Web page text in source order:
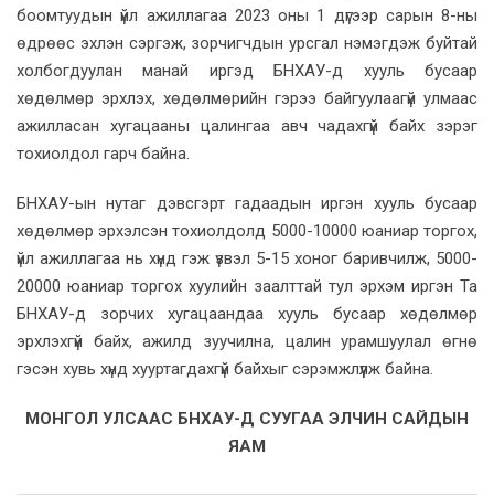
боомтуудын үйл ажиллагаа 2023 оны 1 дүгээр сарын 8-ны
өдрөөс эхлэн сэргэж, зорчигчдын урсгал нэмэгдэж буйтай
холбогдуулан манай иргэд БНХАУ-д хууль бусаар
хөдөлмөр эрхлэх, хөдөлмөрийн гэрээ байгуулаагүй улмаас
ажилласан хугацааны цалингаа авч чадахгүй байх зэрэг
тохиолдол гарч байна.
БНХАУ-ын нутаг дэвсгэрт гадаадын иргэн хууль бусаар
хөдөлмөр эрхэлсэн тохиолдолд 5000-10000 юаниар торгох,
үйл ажиллагаа нь хүнд гэж үзвэл 5-15 хоног баривчилж, 5000-
20000 юаниар торгох хуулийн заалттай тул эрхэм иргэн Та
БНХАУ-д зорчих хугацаандаа хууль бусаар хөдөлмөр
эрхлэхгүй байх, ажилд зуучилна, цалин урамшуулал өгнө
гэсэн хувь хүнд хууртагдахгүй байхыг сэрэмжлүүлж байна.
МОНГОЛ УЛСААС БНХАУ-Д СУУГАА ЭЛЧИН САЙДЫН
ЯАМ